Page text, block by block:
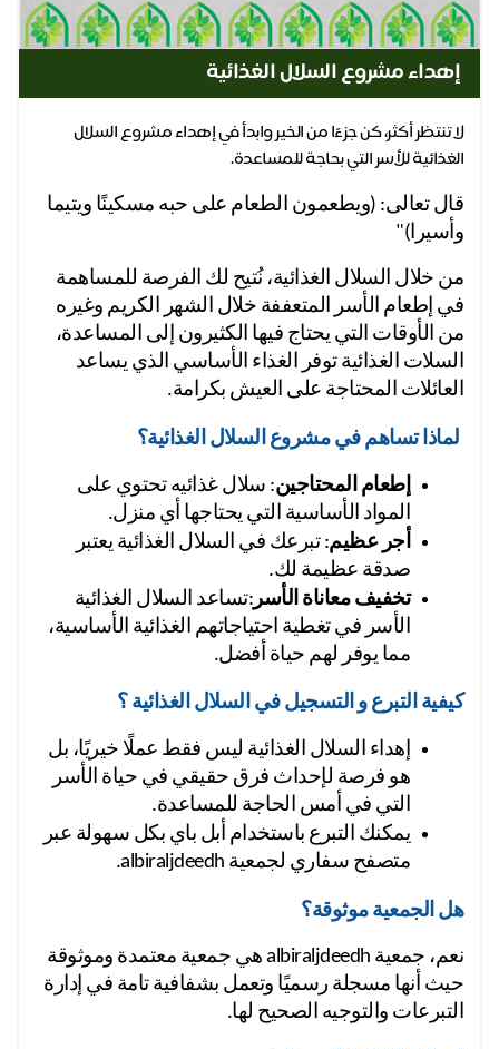
إهداء مشروع السلال الغذائية
لا تنتظر أكثر، كن جزءًا من الخير وابدأ في إهداء مشروع السلال
الغذائية للأسر التي بحاجة للمساعدة.
وأسيرا)"
العائلات المحتاجة على العيش بكرامة.
لماذا تساهم في مشروع السلال الغذائية؟
إطعام المحتاجين
المواد الأساسية التي يحتاجها أي منزل.
أجر عظيم
صدقة عظيمة لك.
تخفيف معاناة الأسر
مما يوفر لهم حياة أفضل.
كيفية التبرع و التسجيل في السلال الغذائية ؟
التي في أمس الحاجة للمساعدة.
متصفح سفاري لجمعية albiraljdeedh.
هل الجمعية موثوقة؟
التبرعات والتوجيه الصحيح لها.